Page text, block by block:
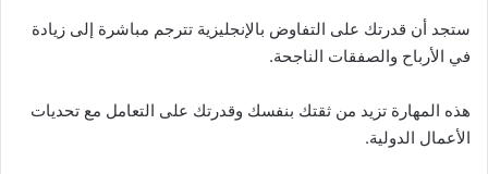
ستجد أن قدرتك على التفاوض بالإنجليزية تترجم مباشرة إلى زيادة
في الأرباح والصفقات الناجحة.
هذه المهارة تزيد من ثقتك بنفسك وقدرتك على التعامل مع تحديات
الأعمال الدولية.